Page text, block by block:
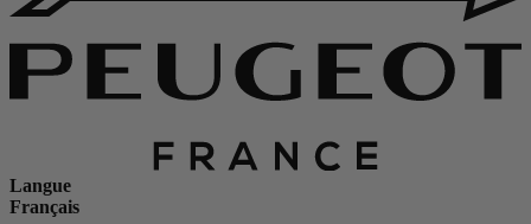
Langue
Français